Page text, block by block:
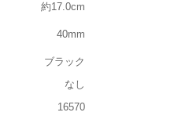
約17.0cm
40mm
ブラック
なし
16570
大きい